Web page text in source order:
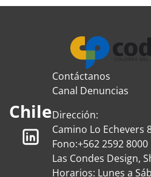
Chile
Contáctanos
Canal Denuncias
Dirección:
Camino Lo Echevers
Fono:+562 2592 8000
Las Condes Design,
Horarios: Lunes a